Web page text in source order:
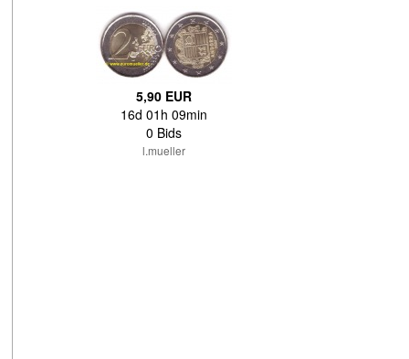
5,90 EUR
16d 01h 09min
0 Bids
l.mueller